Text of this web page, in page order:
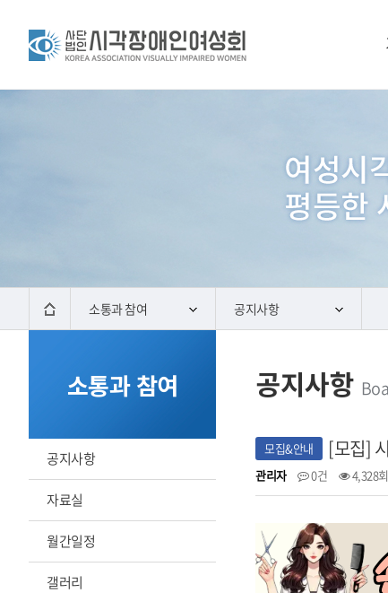
소통과 참여 공지사항
소통과 참여
공지사항
자료실
월간일정
갤러리
공지사항
모집&안내 [모집]
관리자 0건 4,328회